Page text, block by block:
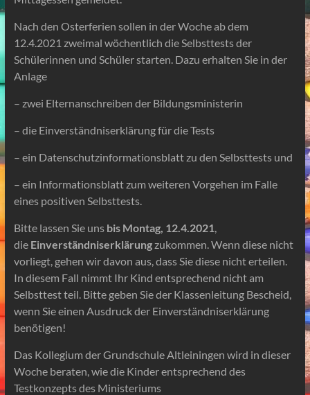
Nach den Osterferien sollen in der Woche ab dem
12.4.2021 zweimal wöchentlich die Selbsttests der
Schülerinnen und Schüler starten. Dazu erhalten Sie in der
Anlage
– zwei Elternanschreiben der Bildungsministerin
– die Einverständniserklärung für die Tests
– ein Datenschutzinformationsblatt zu den Selbsttests und
– ein Informationsblatt zum weiteren Vorgehen im Falle
eines positiven Selbsttests.
Bitte lassen Sie uns bis Montag, 12.4.2021
die Einverständniserklärungzukommen. Wenn diese nicht
vorliegt, gehen wir davon aus, dass Sie diese nicht erteilen.
In diesem Fall nimmt Ihr Kind entsprechend nicht am
Selbsttest teil. Bitte geben Sie der Klassenleitung Bescheid,
wenn Sie einen Ausdruck der Einverständniserklärung
benötigen!
Das Kollegium der Grundschule Altleiningen wird in dieser
Woche beraten, wie die Kinder entsprechend des
Testkonzepts des Ministeriums